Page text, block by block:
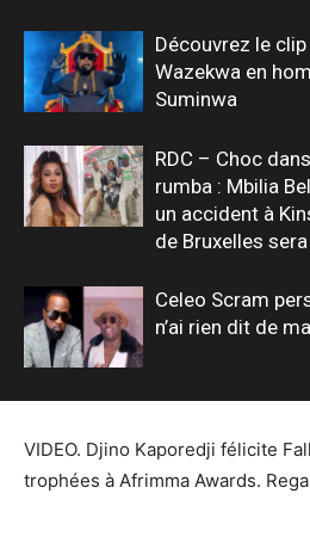
Découvrez le
Wazekwa en
Suminwa
RDC – Choc
rumba : Mbilia
un accident à
de Bruxelles
Celeo Scram
n’ai rien dit de
VIDEO. Djino Kaporedji félicite
trophées à Afrimma Awards.